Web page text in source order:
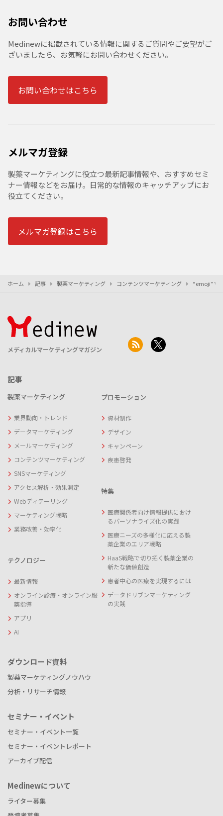
お問い合わせ
Medinewに掲載されている情報に関するご質問やご要望がご
ざいましたら、お気軽にお問い合わせください。
お問い合わせはこちら
メルマガ登録
製薬マーケティングに役立つ最新記事情報や、おすすめセミ
ナー情報などをお届け。日常的な情報のキャッチアップにお
役立てください。
メルマガ登録はこちら
ホーム 記事 製薬マーケティング コンテンツマーケティング “emoji”マ
メディカルマーケティングマガジン
記事
製薬マーケティング
業界動向・トレンド
データマーケティング
メールマーケティング
コンテンツマーケティング
SNSマーケティング
アクセス解析・効果測定
Webディテーリング
マーケティング戦略
業務改善・効率化
テクノロジー
最新情報
オンライン診療・オンライン服
薬指導
アプリ
AI
プロモーション
資材制作
デザイン
キャンペーン
疾患啓発
特集
医療関係者向け情報提供におけ
るパーソナライズ化の実践
医療ニーズの多様化に応える製
薬企業のエリア戦略
HaaS戦略で切り拓く製薬企業の
新たな価値創造
患者中心の医療を実現するには
データドリブンマーケティング
の実践
ダウンロード資料
製薬マーケティングノウハウ
分析・リサーチ情報
セミナー・イベント
セミナー・イベント一覧
セミナー・イベントレポート
アーカイブ配信
Medinewについて
ライター募集